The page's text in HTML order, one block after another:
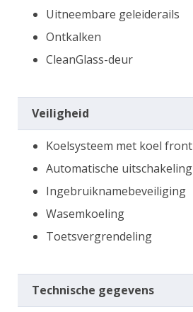
Uitneembare geleiderails
Ontkalken
CleanGlass-deur
Veiligheid
Koelsysteem met koel front
Automatische uitschakeling
Ingebruiknamebeveiliging
Wasemkoeling
Toetsvergrendeling
Technische gegevens